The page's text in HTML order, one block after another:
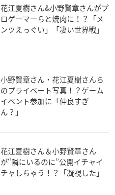
花江夏樹さん&小野賢章さんがプ
ロゲーマーらと焼肉に！？「メ
ンツえっぐい」「凄い世界戦」
小野賢章さん・花江夏樹さんら
のプライベート写真！？ゲーム
イベント参加に「仲良すぎ
ん？」
花江夏樹さん＆小野賢章さん
が“隣にいるのに”公開イチャイ
チャしちゃう！？「凝視した」